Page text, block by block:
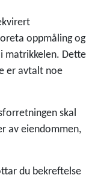
oppmåling og
matrikkelen. Dette
er avtalt noe
skal
av eiendommen,
du bekreftelse